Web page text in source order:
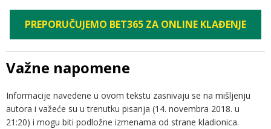
PREPORUČUJEMO BET365 ZA ONLINE KLAĐENJE
Važne napomene
Informacije navedene u ovom tekstu zasnivaju se na mišljenju
autora i važeće su u trenutku pisanja (14. novembra 2018. u
21:20) i mogu biti podložne izmenama od strane kladionica.